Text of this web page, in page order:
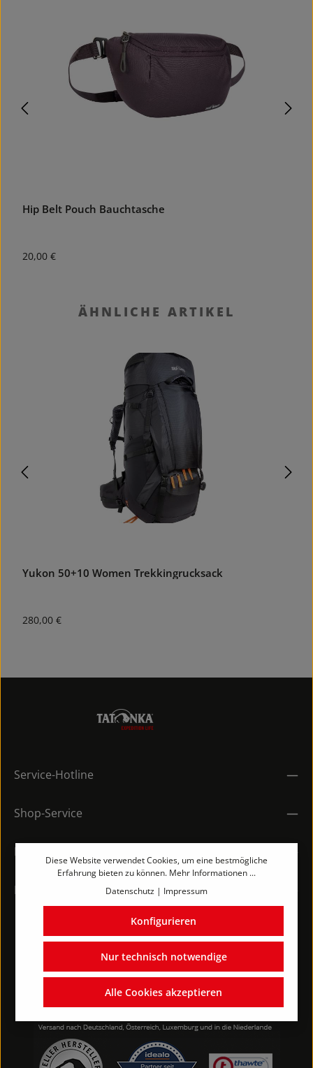
Hip Belt Pouch Bauchtasche
Regulärer Preis:
20,00 €
Produktgalerie überspringen
ÄHNLICHE ARTIKEL
Yukon 50+10 Women Trekkingrucksack
Regulärer Preis:
280,00 €
Service-Hotline
Shop-Service
Rechtliches
Kontakt
Diese Website verwendet Cookies, um eine bestmögliche
Erfahrung bieten zu können. Mehr Informationen ...
Datenschutz | Impressum
Nur technisch notwendige
Konfigurieren
Alle Cookies akzeptieren